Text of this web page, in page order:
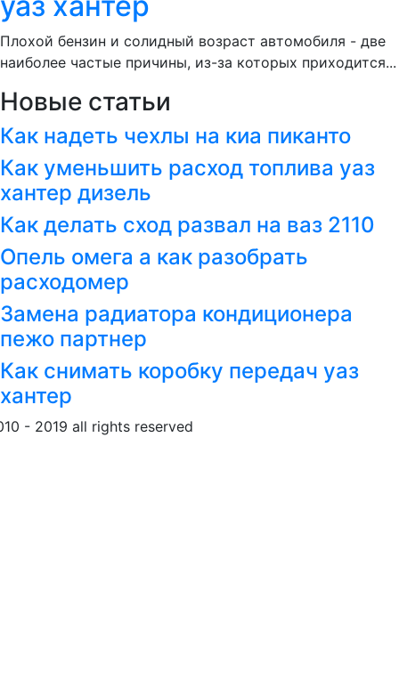
Плохой бензин и солидный возраст автомобиля - две
наиболее частые причины, из-за которых приходится...
Новые статьи
Как надеть чехлы на киа пиканто
Как уменьшить расход топлива уаз
хантер дизель
Как делать сход развал на ваз 2110
Опель омега а как разобрать
расходомер
Замена радиатора кондиционера
пежо партнер
Как снимать коробку передач уаз
хантер
- 2019 all rights reserved